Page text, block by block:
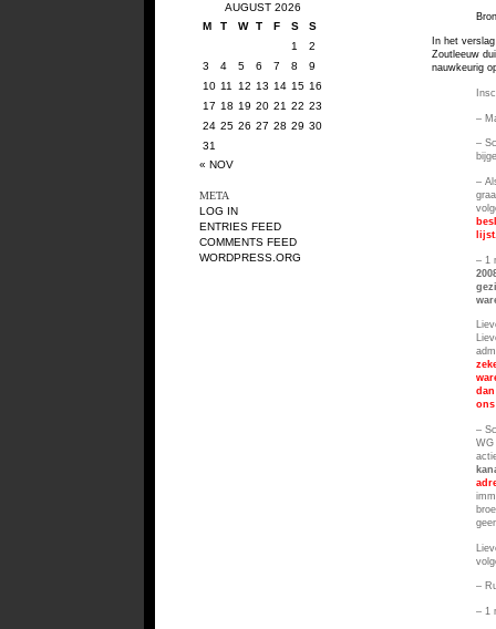
AUGUST 2026
M
T W T F S
S
1
2
3
4 5 6 7 8
9
10 11 12 13 14 15 16
17 18 19 20 21 22 23
24 25 26 27 28 29 30
31
« NOV
META
LOG IN
ENTRIES FEED
COMMENTS FEED
WORDPRESS.ORG
In het
Zoutleeuw
nauwkeurig
–
–
–
– 1
ons
–
WG
–
– 1